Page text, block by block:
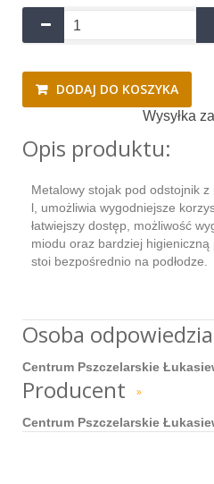
DODAJ DO KOSZYKA
Wysyłka
Opis produktu:
Metalowy stojak pod odstojnik z
l, umożliwia wygodniejsze
łatwiejszy dostęp, możliwość
miodu oraz bardziej
stoi bezpośrednio na podłodze.
Osoba
Centrum Pszczelarskie
Producent »
Centrum Pszczelarskie